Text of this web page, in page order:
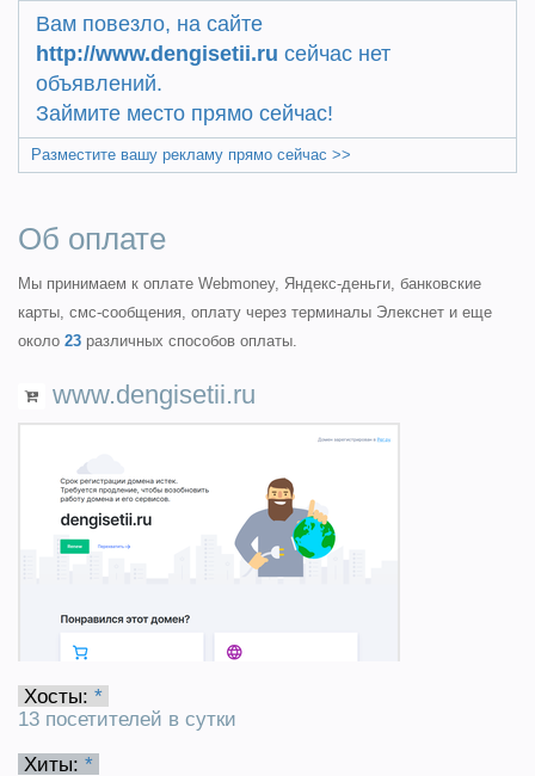
Вам повезло, на сайте
http://www.dengisetii.ru сейчас нет
объявлений.
Займите место прямо сейчас!
Разместите вашу рекламу прямо сейчас >>
Об оплате
Мы принимаем к оплате Webmoney, Яндекс-деньги, банковские
карты, смс-сообщения, оплату через терминалы Элекснет и еще
около 23 различных способов оплаты.
www.dengisetii.ru
Хосты: *
13 посетителей в сутки
Хиты: *